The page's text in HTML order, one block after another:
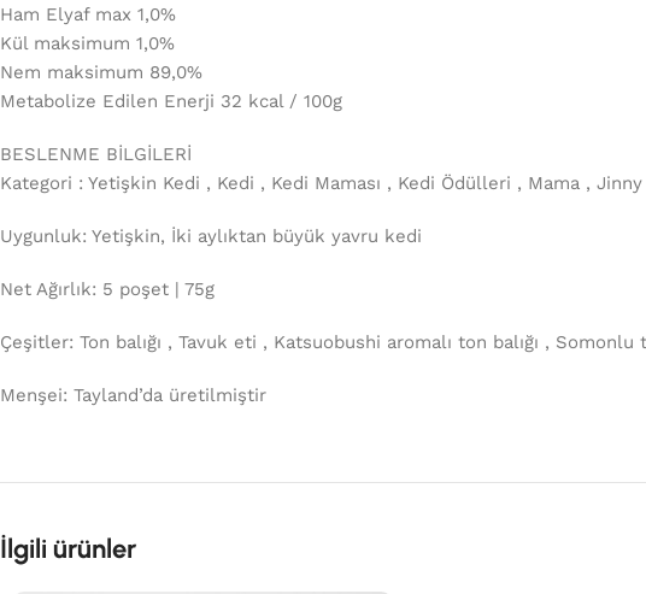
Ham Elyaf max 1,0%
Kül maksimum 1,0%
Nem maksimum 89,0%
Metabolize Edilen Enerji 32 kcal / 100g
BESLENME BİLGİLERİ
Kategori : Yetişkin Kedi , Kedi , Kedi Maması , Kedi Ödülleri , Mama ,
Uygunluk: Yetişkin, İki aylıktan büyük yavru kedi
Net Ağırlık: 5 poşet | 75g
Çeşitler: Ton balığı , Tavuk eti , Katsuobushi aromalı ton balığı , Somonlu
Menşei: Tayland’da üretilmiştir
İlgili ürünler